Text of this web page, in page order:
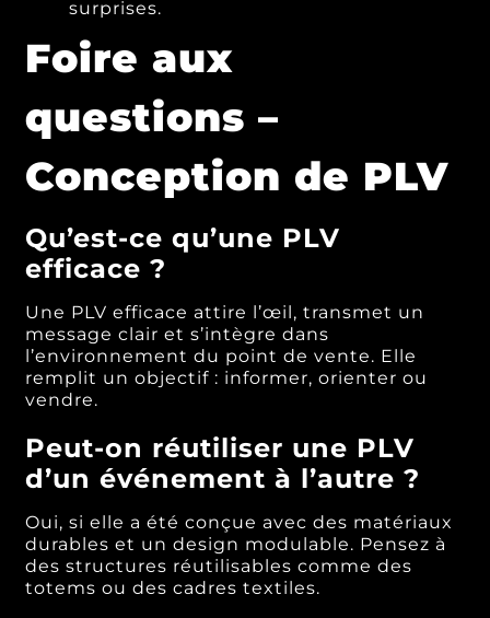
surprises.
Foire aux
questions –
Conception de PLV
Qu’est-ce qu’une PLV
efficace ?
Une PLV efficace attire l’œil, transmet un
message clair et s’intègre dans
l’environnement du point de vente. Elle
remplit un objectif : informer, orienter ou
vendre.
Peut-on réutiliser une PLV
d’un événement à l’autre ?
Oui, si elle a été conçue avec des matériaux
durables et un design modulable. Pensez à
des structures réutilisables comme des
totems ou des cadres textiles.